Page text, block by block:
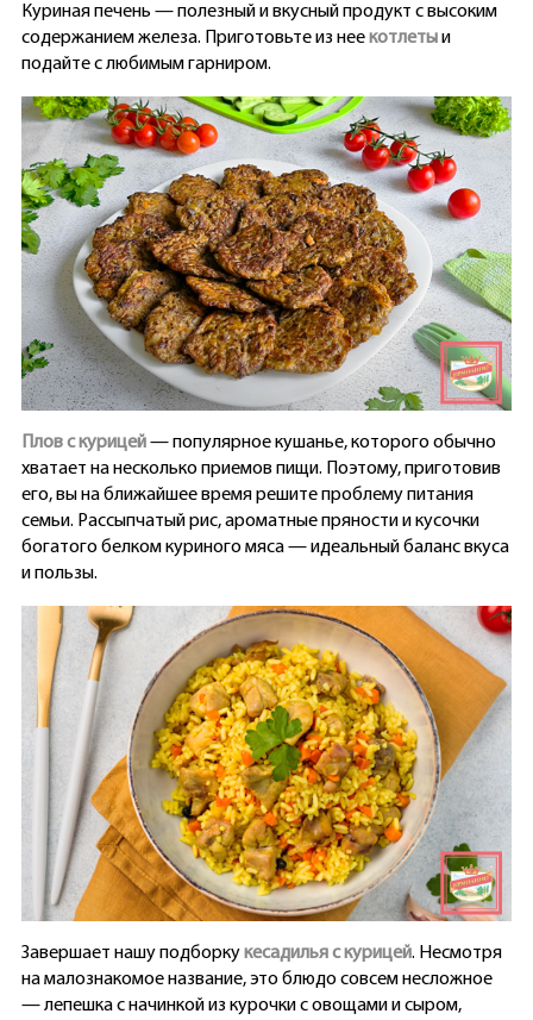
Куриная печень — полезный и вкусный продукт с высоким
содержанием железа. Приготовьте из неекотлетыи
подайте с любимым гарниром.
Плов с курицей— популярное кушанье, которого обычно
хватает на несколько приемов пищи. Поэтому, приготовив
его, вы на ближайшее время решите проблему питания
семьи. Рассыпчатый рис, ароматные пряности и кусочки
богатого белком куриного мяса — идеальный баланс вкуса
и пользы.
Завершает нашу подборкукесадилья с курицей. Несмотря
на малознакомое название, это блюдо совсем несложное
— лепешка с начинкой из курочки с овощами и сыром,